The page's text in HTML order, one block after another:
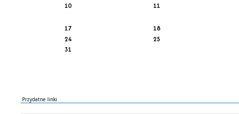
10
11
17 18
24
25
31
Przydatne linki